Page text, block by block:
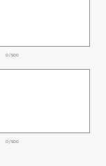
0 / 500
0 / 500